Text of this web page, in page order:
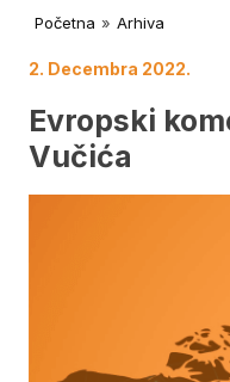
Početna » Arhiva
2. Decembra 2022.
Evropski
Vučića